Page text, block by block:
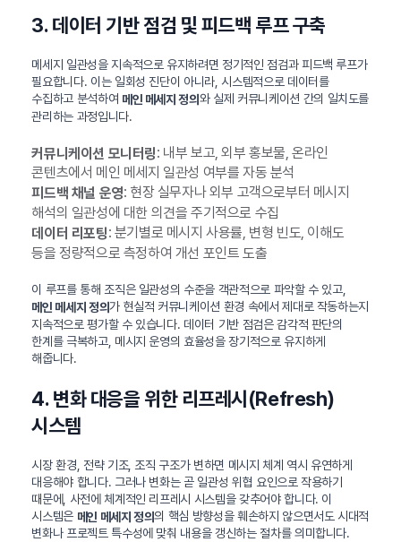
3. 데이터 기반 점검 및 피드백 루프 구축
메세지 일관성을 지속적으로 유지하려면 정기적인 점검과 피드백 루프가
필요합니다. 이는 일회성 진단이 아니라, 시스템적으로 데이터를
수집하고 분석하여 메인 메세지 정의와 실제 커뮤니케이션 간의 일치도를
관리하는 과정입니다.
커뮤니케이션 모니터링: 내부 보고, 외부 홍보물, 온라인
콘텐츠에서 메인 메세지 일관성 여부를 자동 분석
피드백 채널 운영: 현장 실무자나 외부 고객으로부터 메시지
해석의 일관성에 대한 의견을 주기적으로 수집
데이터 리포팅: 분기별로 메시지 사용률, 변형 빈도, 이해도
등을 정량적으로 측정하여 개선 포인트 도출
이 루프를 통해 조직은 일관성의 수준을 객관적으로 파악할 수 있고,
메인 메세지 정의가 현실적 커뮤니케이션 환경 속에서 제대로 작동하는지
지속적으로 평가할 수 있습니다. 데이터 기반 점검은 감각적 판단의
한계를 극복하고, 메시지 운영의 효율성을 장기적으로 유지하게
해줍니다.
4. 변화 대응을 위한 리프레시(Refresh)
시스템
시장 환경, 전략 기조, 조직 구조가 변하면 메시지 체계 역시 유연하게
대응해야 합니다. 그러나 변화는 곧 일관성 위협 요인으로 작용하기
때문에, 사전에 체계적인 리프레시 시스템을 갖추어야 합니다. 이
시스템은 메인 메세지 정의의 핵심 방향성을 훼손하지 않으면서도 시대적
변화나 프로젝트 특수성에 맞춰 내용을 갱신하는 절차를 의미합니다.